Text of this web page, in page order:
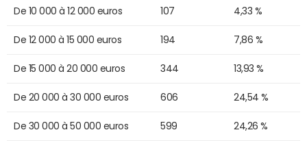
De 10 000 à 12 000 euros 107 4,33 %
De 12 000 à 15 000 euros 194 7,86 %
De 15 000 à 20 000 euros 344 13,93 %
De 20 000 à 30 000 euros 606 24,54 %
De 30 000 à 50 000 euros 599 24,26 %